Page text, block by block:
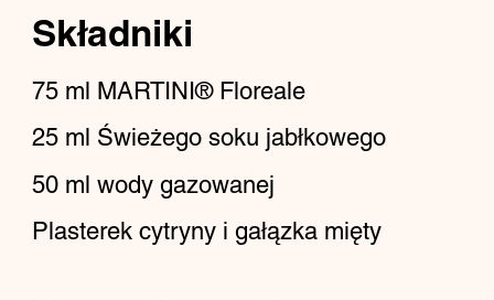
Składniki
75 ml MARTINI® Floreale
25 ml Świeżego soku jabłkowego
50 ml wody gazowanej
Plasterek cytryny i gałązka mięty